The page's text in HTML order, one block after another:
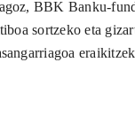
BBK Banku-
sortzeko eta